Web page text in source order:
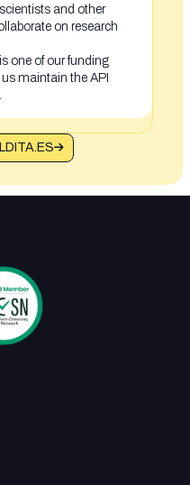
and other
on research
one of our funding
maintain the API